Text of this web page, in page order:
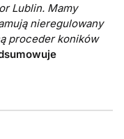
Lublin. Mamy
nieregulowany
proceder koników